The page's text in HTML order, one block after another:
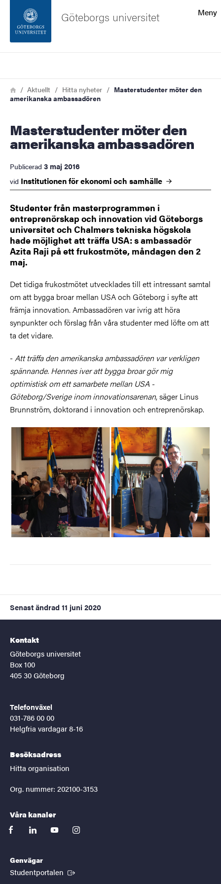
Sidfoten
Om webbplatsen
Meny
Göteborgs universitet
Länkstig
HemAktuellt Hitta nyheter
Masterstudenter möter den
amerikanska ambassadören
Masterstudenter möter den
amerikanska ambassadören
Publicerad 3 maj 2016
vid Institutionen för ekonomi och samhälle
Studenter från masterprogrammen i
entreprenörskap och innovation vid Göteborgs
universitet och Chalmers tekniska högskola
hade möjlighet att träffa USA: s ambassadör
Azita Raji på ett frukostmöte, måndagen den 2
maj.
Det tidiga frukostmötet utvecklades till ett intressant samtal
om att bygga broar mellan USA och Göteborg i syfte att
främja innovation. Ambassadören var ivrig att höra
synpunkter och förslag från våra studenter med löfte om att
ta det vidare.
- Att träffa den amerikanska ambassadören var verkligen
spännande. Hennes iver att bygga broar gör mig
optimistisk om ett samarbete mellan USA -
Göteborg/Sverige inom innovationsarenan, säger Linus
Brunnström, doktorand i innovation och entreprenörskap.
Senast ändrad 11 juni 2020
Kontakt
Göteborgs universitet
Box 100
405 30 Göteborg
Telefonväxel
031-786 00 00
Helgfria vardagar 8-16
Besöksadress
Hitta organisation
Org. nummer: 202100-3153
Våra kanaler
facebooklinkedinyoutubeinstagram
Genvägar
Studentportalen (Extern länk)